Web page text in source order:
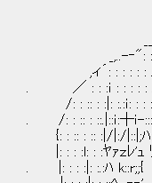
_,..-‐": : :: : ::
,ィ´: : : : : : .:ｉ : :
. ／ : : :ｉ : : : : : .:|: :
/: : :: : :|: :.:ｉ: : :
. /: : :: : ::.|::ｉ:┼ｉ-:::
{: : :: : :: :|/|:/|::|;ﾊ:|
|: : : :l: : :ﾔｧｚﾚ'ｭ
. |: : : :|: :.:ﾊ k::r;;{